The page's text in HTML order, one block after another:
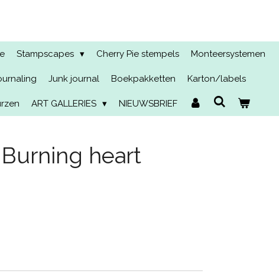
Stampscapes Cherry Pie stempels Monteersystemen
Junk journal Boekpakketten Karton/labels
ART GALLERIES NIEUWSBRIEF
heart